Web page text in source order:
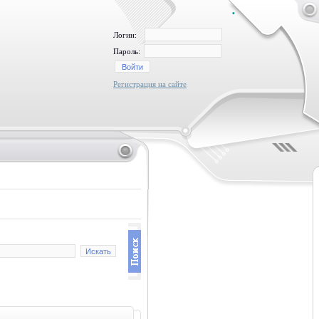
•
Логин:
Пароль:
Регистрация на сайте